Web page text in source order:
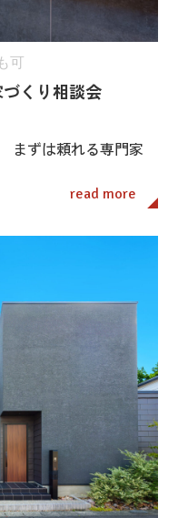
可
づくり相談会
まずは頼れる専門家
read more